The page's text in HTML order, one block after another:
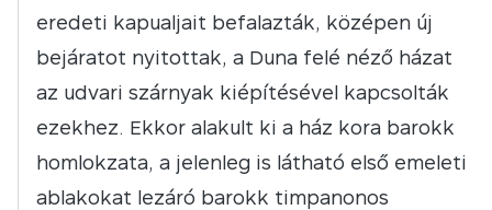
eredeti kapualjait befalazták, középen új
bejáratot nyitottak, a Duna felé néző házat
az udvari szárnyak kiépítésével kapcsolták
ezekhez. Ekkor alakult ki a ház kora barokk
homlokzata, a jelenleg is látható első emeleti
ablakokat lezáró barokk timpanonos